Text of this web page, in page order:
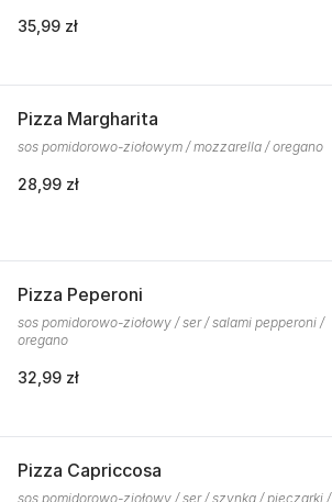
35,99 zł
Pizza Margharita
sos pomidorowo-ziołowym / mozzarella / oregano
28,99 zł
Pizza Peperoni
sos pomidorowo-ziołowy / ser / salami pepperoni /
oregano
32,99 zł
Pizza Capriccosa
sos pomidorowo-ziołowy / ser / szynka / pieczarki /